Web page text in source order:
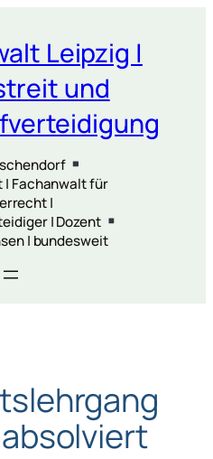
Leipzig |
und
| Fachanwalt für
|
| Dozent
| bundesweit